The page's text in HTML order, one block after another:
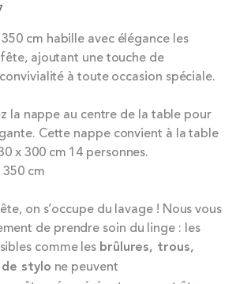
cm habille avec élégance les
ajoutant une touche de
à toute occasion spéciale.
la nappe au centre de la table pour
Cette nappe convient à la table
x 300 cm 14 personnes.
cm
on s’occupe du lavage ! Nous vous
de prendre soin du linge : les
comme les brûlures, trous,
stylo ne peuvent